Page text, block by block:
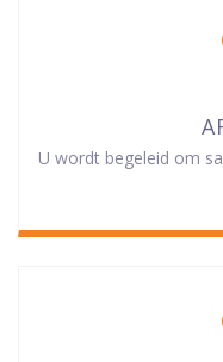
U wordt begeleid om